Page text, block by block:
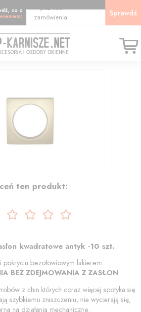
co z
Wpisz kod
zamówienia
Sprawdź
ten produkt:
kwadratowe antyk -10 szt.
bezołowiowym lakierem :
BEZ ZDEJMOWANIA Z ZASŁON
z chin których coraz więcej spotyka się
szybkiemu zniszczeniu, nie wycierają się,
na działania mechaniczne.